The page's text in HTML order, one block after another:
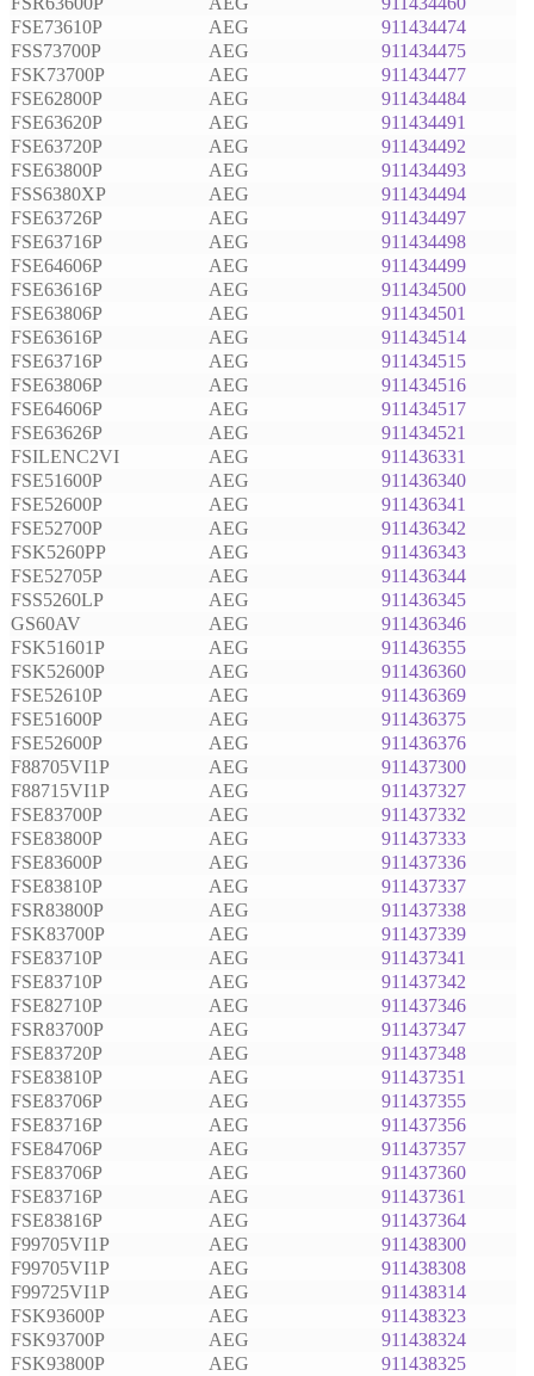
FSE73610P
AEG
911434474
FSS73700P
AEG
911434475
FSK73700P
AEG
911434477
FSE62800P
AEG
911434484
FSE63620P
AEG
911434491
FSE63720P
AEG
911434492
FSE63800P
AEG
911434493
FSS6380XP
AEG
911434494
FSE63726P
AEG
911434497
FSE63716P
AEG
911434498
FSE64606P
AEG
911434499
FSE63616P
AEG
911434500
FSE63806P
AEG
911434501
FSE63616P
AEG
911434514
FSE63716P
AEG
911434515
FSE63806P
AEG
911434516
FSE64606P
AEG
911434517
FSE63626P
AEG
911434521
FSILENC2VI
AEG
911436331
FSE51600P
AEG
911436340
FSE52600P
AEG
911436341
FSE52700P
AEG
911436342
FSK5260PP
AEG
911436343
FSE52705P
AEG
911436344
FSS5260LP
AEG
911436345
GS60AV
AEG
911436346
FSK51601P
AEG
911436355
FSK52600P
AEG
911436360
FSE52610P
AEG
911436369
FSE51600P
AEG
911436375
FSE52600P
AEG
911436376
F88705VI1P
AEG
911437300
F88715VI1P
AEG
911437327
FSE83700P
AEG
911437332
FSE83800P
AEG
911437333
FSE83600P
AEG
911437336
FSE83810P
AEG
911437337
FSR83800P
AEG
911437338
FSK83700P
AEG
911437339
FSE83710P
AEG
911437341
FSE83710P
AEG
911437342
FSE82710P
AEG
911437346
FSR83700P
AEG
911437347
FSE83720P
AEG
911437348
FSE83810P
AEG
911437351
FSE83706P
AEG
911437355
FSE83716P
AEG
911437356
FSE84706P
AEG
911437357
FSE83706P
AEG
911437360
FSE83716P
AEG
911437361
FSE83816P
AEG
911437364
F99705VI1P
AEG
911438300
F99705VI1P
AEG
911438308
F99725VI1P
AEG
911438314
FSK93600P
AEG
911438323
FSK93700P
AEG
911438324
FSK93800P
AEG
911438325